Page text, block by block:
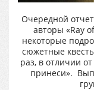
Очередной
авторы «Ray
некоторые
сюжетные
раз, в отличии
принеси».